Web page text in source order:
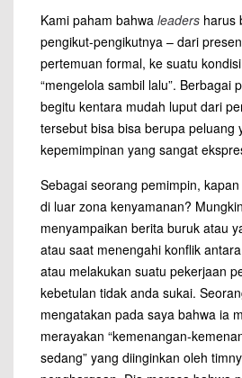
Kami paham bahwa leaders harus
pengikut-pengikutnya – dari
pertemuan formal, ke suatu
“mengelola sambil lalu”. Berbagai
begitu kentara mudah luput dari
tersebut bisa bisa berupa peluang
kepemimpinan yang sangat
Sebagai seorang pemimpin,
di luar zona kenyamanan?
menyampaikan berita buruk atau
atau saat menengahi konflik
atau melakukan suatu pekerjaan
kebetulan tidak anda sukai.
mengatakan pada saya bahwa ia
merayakan “kemenangan-
sedang” yang diinginkan oleh